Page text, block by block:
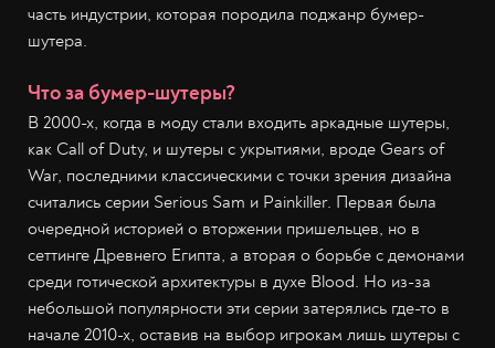
часть индустрии, которая породила поджанр бумер-
шутера.
Что за бумер-шутеры?
В 2000-х, когда в моду стали входить аркадные шутеры,
как Call of Duty, и шутеры с укрытиями, вроде Gears of
War, последними классическими с точки зрения дизайна
считались серии Serious Sam и Painkiller. Первая была
очередной историей о вторжении пришельцев, но в
сеттинге Древнего Египта, а вторая о борьбе с демонами
среди готической архитектуры в духе Blood. Но из-за
небольшой популярности эти серии затерялись где-то в
начале 2010-х, оставив на выбор игрокам лишь шутеры с